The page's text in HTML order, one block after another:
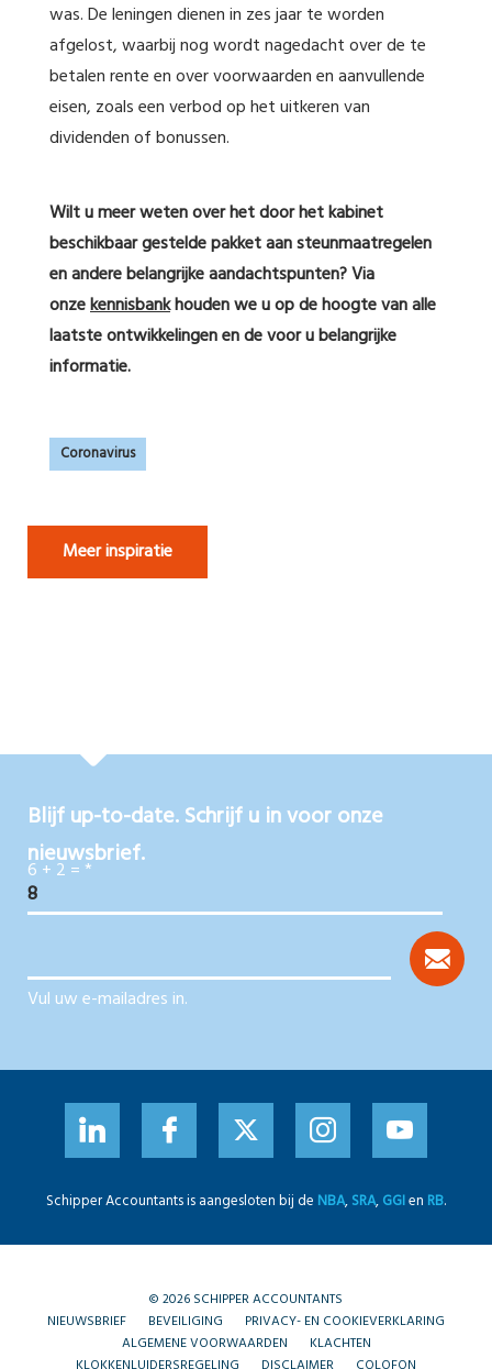
was. De leningen dienen in zes jaar te worden
afgelost, waarbij nog wordt nagedacht over de te
betalen rente en over voorwaarden en aanvullende
eisen, zoals een verbod op het uitkeren van
dividenden of bonussen.
Wilt u meer weten over het door het kabinet
beschikbaar gestelde pakket aan steunmaatregelen
en andere belangrijke aandachtspunten? Via
onzekennisbankhouden we u op de hoogte van alle
laatste ontwikkelingen en de voor u belangrijke
informatie.
Coronavirus
Meer inspiratie
Blijf up-to-date. Schrijf u in voor onze
nieuwsbrief.
6 + 2 = *
Vul uw e-mailadres in.
Schipper Accountants is aangesloten bij de NBA,SRA,GGIen RB.
© 2026 SCHIPPER ACCOUNTANTS
NIEUWSBRIEF
BEVEILIGING
PRIVACY- EN COOKIEVERKLARING
ALGEMENE VOORWAARDEN
KLACHTEN